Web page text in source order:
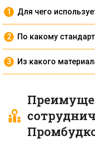
Для чего
надёжное
По какому
Из какого